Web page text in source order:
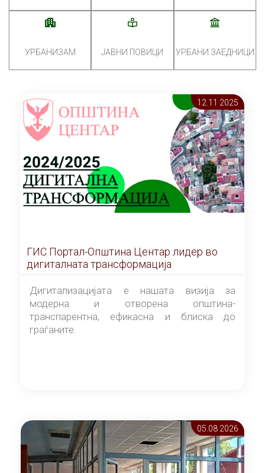
УРБАНИЗАМ ЈАВНИ ПОВИЦИ УРБАНИ ЗАЕДНИЦИ
12.11 2025
ГИС Портал-Општина Центар лидер во
дигиталната трансформација
Дигитализацијата е нашата визија за
модерна и отворена општина-
транспарентна, ефикасна и блиска до
граѓаните.
05.08 2026